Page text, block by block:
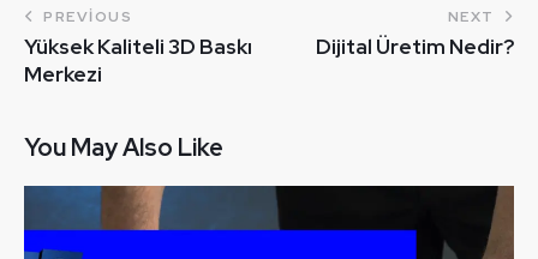
PREVIOUS
Yüksek Kaliteli 3D Baskı
Merkezi
NEXT
Dijital Üretim Nedir?
You May Also Like